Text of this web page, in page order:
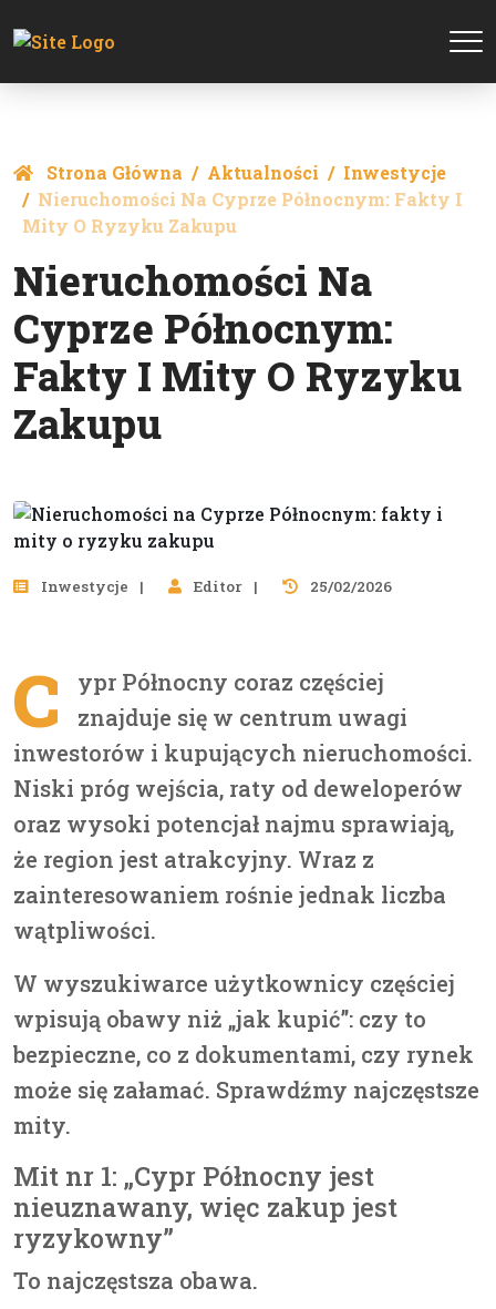
Strona Główna Aktualności
Inwestycje
Nieruchomości Na Cyprze Północnym: Fakty I
Mity O Ryzyku Zakupu
Nieruchomości Na
Cyprze Północnym:
Fakty I Mity O Ryzyku
Zakupu
Inwestycje Editor 25/02/2026
C
ypr Północny coraz częściej
znajduje się w centrum uwagi
inwestorów i kupujących nieruchomości.
Niski próg wejścia, raty od deweloperów
oraz wysoki potencjał najmu sprawiają,
że region jest atrakcyjny. Wraz z
zainteresowaniem rośnie jednak liczba
wątpliwości.
W wyszukiwarce użytkownicy częściej
wpisują obawy niż „jak kupić”: czy to
bezpieczne, co z dokumentami, czy rynek
może się załamać. Sprawdźmy najczęstsze
mity.
Mit nr 1: „Cypr Północny jest
nieuznawany, więc zakup jest
ryzykowny”
To najczęstsza obawa.